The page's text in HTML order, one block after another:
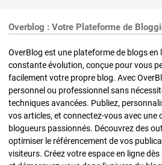
Overblog : Votre Plateforme de
OverBlog est une plateforme de blogs en
constante évolution, conçue pour vous
facilement votre propre blog. Avec
personnel ou professionnel sans
techniques avancées. Publiez,
vos articles, et connectez-vous avec une
blogueurs passionnés. Découvrez des
optimiser le référencement de vos
visiteurs. Créez votre espace en ligne